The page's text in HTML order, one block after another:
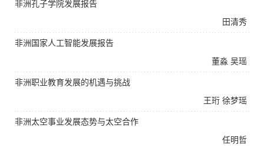
田清秀
非洲孔子学院发展报告
董淼 吴瑶
非洲国家人工智能发展报告
王珩 徐梦瑶
非洲职业教育发展的机遇与挑战
任明哲
非洲太空事业发展态势与太空合作